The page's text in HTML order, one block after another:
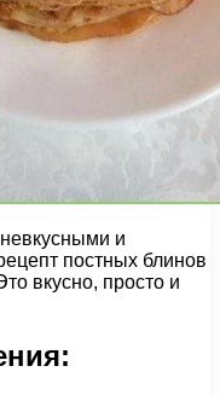
и
постных блинов
вкусно, просто и